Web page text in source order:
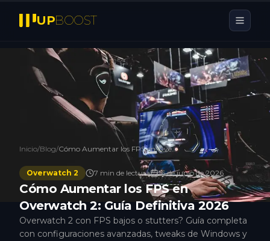
UPBOOST
Inicio/Blog/ Cómo Aumentar los FPS en Overwatch 2: Guía Definitiva 2026
Overwatch 2 7 min de lectura 16 de junio de 2026
Cómo Aumentar los FPS en
Overwatch 2: Guía Definitiva 2026
Overwatch 2 con FPS bajos o stutters? Guía completa
con configuraciones avanzadas, tweaks de Windows y